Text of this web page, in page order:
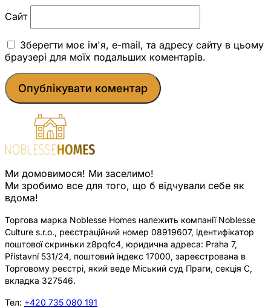
Сайт
Зберегти моє ім'я, e-mail, та адресу сайту в цьому
браузері для моїх подальших коментарів.
Ми домовимося! Ми заселимо!
Ми зробимо все для того, що б відчували себе як
вдома!
Торгова марка Noblesse Homes належить компанії Noblesse
Culture s.r.o., реєстраційний номер 08919607, ідентифікатор
поштової скриньки z8pqfc4, юридична адреса: Praha 7,
Přístavní 531/24, поштовий індекс 17000, зареєстрована в
Торговому реєстрі, який веде Міський суд Праги, секція C,
вкладка 327546.
Тел: +420 735 080 191